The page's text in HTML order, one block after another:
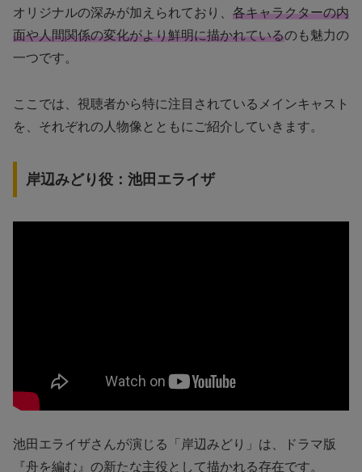
オリジナルの深みが加えられており、 各キャラクターの内
面や人間関係の変化がより鮮明に描かれているのも魅力の
一つです。
ここでは、視聴者から特に注目されているメインキャスト
を、それぞれの人物像とともにご紹介していきます。
岸辺みどり役：池田エライザ
池田エライザさんが演じる「岸辺みどり」は、ドラマ版
『舟を編む』の新たな主役として描かれる存在です。